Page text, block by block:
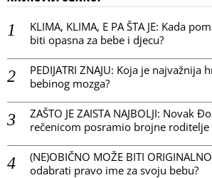
KLIMA, KLIMA, E PA ŠTA JE: Kada
biti opasna za bebe i djecu?
PEDIJATRI ZNAJU: Koja je najvažnija
bebinog mozga?
ZAŠTO JE ZAISTA NAJBOLJI: Novak
rečenicom posramio brojne roditelje
(NE)OBIČNO MOŽE BITI
odabrati pravo ime za svoju bebu?